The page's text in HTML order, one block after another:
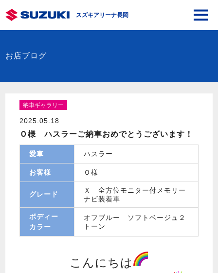
スズキアリーナ長岡
お店ブログ
納車ギャラリー
2025.05.18
Ｏ様 ハスラーご納車おめでとうございます！
愛車 ハスラー
お客様 Ｏ様
グレード
Ｘ 全方位モニター付メモリー
ナビ装着車
ボディー
カラー
オフブルー ソフトベージュ２
トーン
こんにちは